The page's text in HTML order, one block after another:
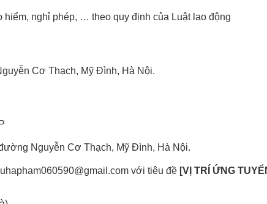
nghỉ phép, … theo quy định của Luật lao động
Cơ Thạch, Mỹ Đình, Hà Nội.
Nguyễn Cơ Thạch, Mỹ Đình, Hà Nội.
với tiêu đề [VỊ TRÍ ỨNG